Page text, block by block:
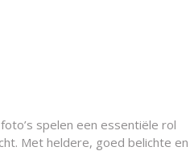
spelen een essentiële rol
Met heldere, goed belichte en